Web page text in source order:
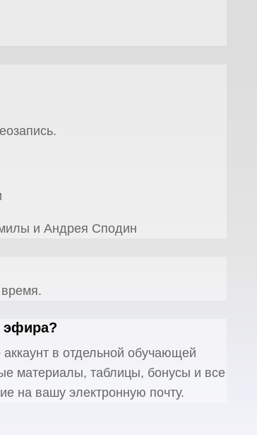
и Андрея Сподин
эфира?
в отдельной обучающей
материалы, таблицы, бонусы и все
на вашу электронную почту.